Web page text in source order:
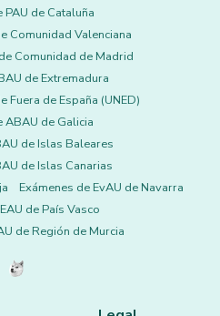
PAU de Cataluña
Comunidad Valenciana
Comunidad de Madrid
de Extremadura
Fuera de España (UNED)
ABAU de Galicia
de Islas Baleares
de Islas Canarias
Exámenes de EvAU de Navarra
de País Vasco
de Región de Murcia